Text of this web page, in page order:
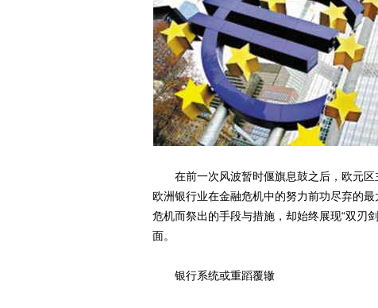
在前一次风波暂时偃旗息鼓之后，欧元区
欧洲银行业在金融危机中的努力前功尽弃的
危机而祭出的手段与措施，却始终展现“双刃
面。
银行系统或重蹈覆辙